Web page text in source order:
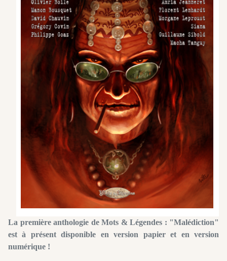
La première anthologie de Mots & Légendes : "Malédiction"
est à présent disponible en version papier et en version
numérique !